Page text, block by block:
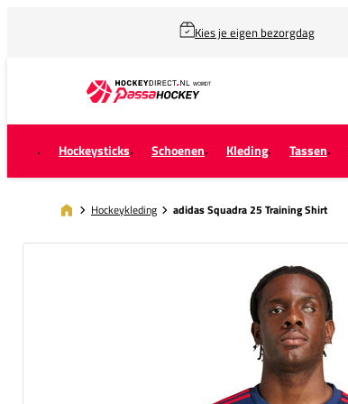
Kies je eigen bezorgdag
Hockeysticks Schoenen Kleding Tassen
Hockeykleding adidas Squadra 25 Training Shirt